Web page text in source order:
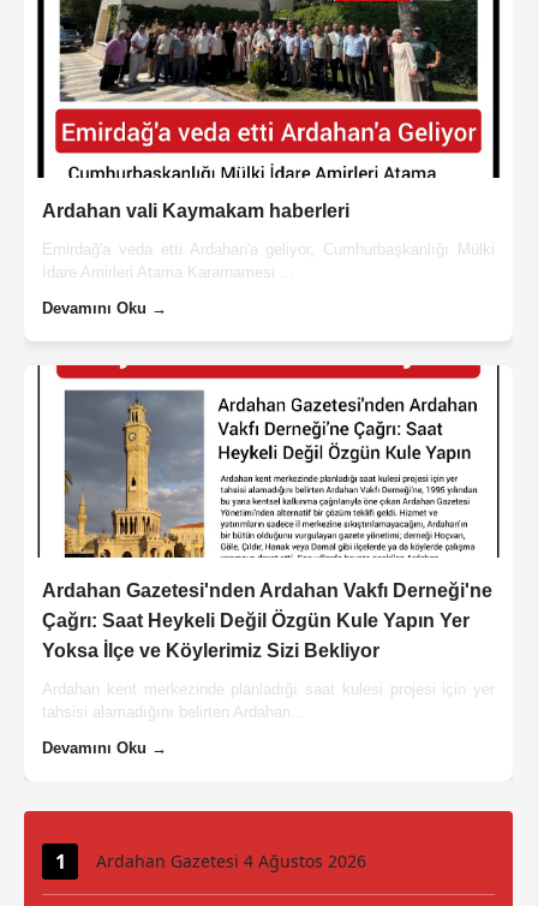
Ardahan vali Kaymakam haberleri
Emirdağ'a veda etti Ardahan'a geliyor, Cumhurbaşkanlığı Mülki
İdare Amirleri Atama Kararnamesi ...
Devamını Oku →
Ardahan Gazetesi'nden Ardahan Vakfı Derneği'ne
Çağrı: Saat Heykeli Değil Özgün Kule Yapın Yer
Yoksa İlçe ve Köylerimiz Sizi Bekliyor
Ardahan kent merkezinde planladığı saat kulesi projesi için yer
tahsisi alamadığını belirten Ardahan...
Devamını Oku →
Ardahan Gazetesi 4 Ağustos 2026